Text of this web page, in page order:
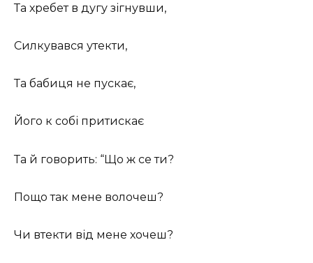
Та хребет в дугу зігнувши,
Силкувався утекти,
Та бабиця не пускає,
Його к собі притискає
Та й говорить: “Що ж се ти?
Пощо так мене волочеш?
Чи втекти від мене хочеш?